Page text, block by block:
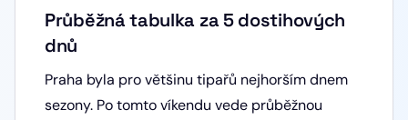
Průběžná tabulka za 5 dostihových
dnů
Praha byla pro většinu tipařů nejhorším dnem
sezony. Po tomto víkendu vede průběžnou